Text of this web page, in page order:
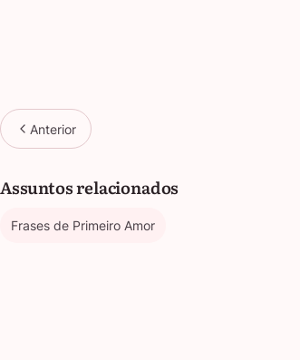
Anterior
Assuntos relacionados
Frases de Primeiro Amor